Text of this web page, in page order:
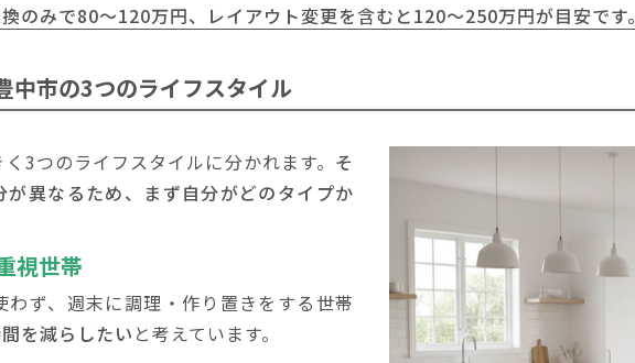
のみで80～120万円、レイアウト変更を含むと120～250万円が目安です。
中市の3つのライフスタイル
3つのライフスタイルに分かれます。 そ
異なるため、まず自分がどのタイプか
視世帯
ず、週末に調理・作り置きをする世帯
を減らしたい と考えています。